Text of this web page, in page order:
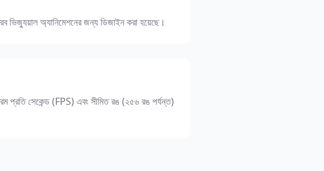
অ্যানিমেশনের জন্য ডিজাইন করা হয়েছে।
প্রতি সেকেন্ড (FPS) এবং সীমিত রঙ (২৫৬ রঙ পর্যন্ত)